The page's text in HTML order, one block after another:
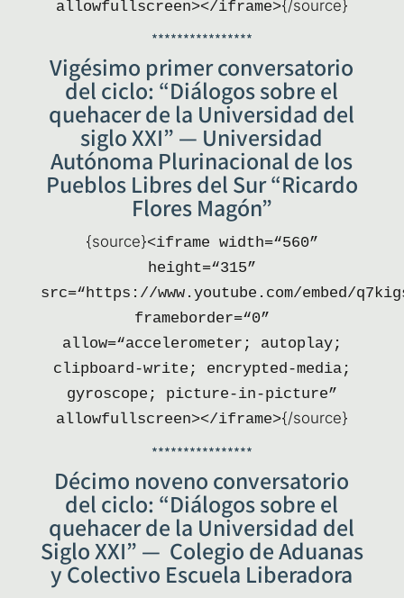
allowfullscreen></iframe>{/source}
****************
Vigésimo primer conversatorio
del ciclo: “Diálogos sobre el
quehacer de la Universidad del
siglo XXI” — Universidad
Autónoma Plurinacional de los
Pueblos Libres del Sur “Ricardo
Flores Magón”
{sour­ce}<ifra­me width=“560”
height=“315”
src=“https://www.youtube.com/embed/
frameborder=“0”
allow=“accelerometer; auto­play;
clip­board-wri­te; encry­pted-media;
gyros­co­pe; pic­tu­re-in-pic­tu­re”
allowfullscreen></iframe>{/source}
****************
Décimo noveno conversatorio
del ciclo: “Diálogos sobre el
quehacer de la Universidad del
Siglo XXI” — Colegio de Aduanas
y Colectivo Escuela Liberadora